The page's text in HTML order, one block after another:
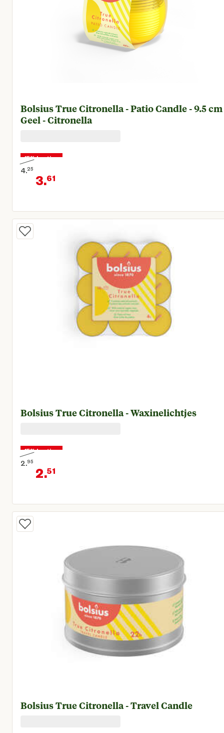
Bolsius True Citronella - Patio Candle - 9.5 cm
Geel - Citronella
15% korting
4.25
Oorspronkelijke prijs € 4,25
3.61
Huidige prijs € 3,61
Bolsius True Citronella - Waxinelichtjes
15% korting
2.95
Oorspronkelijke prijs € 2,95
2.51
Huidige prijs € 2,51
Bolsius True Citronella - Travel Candle